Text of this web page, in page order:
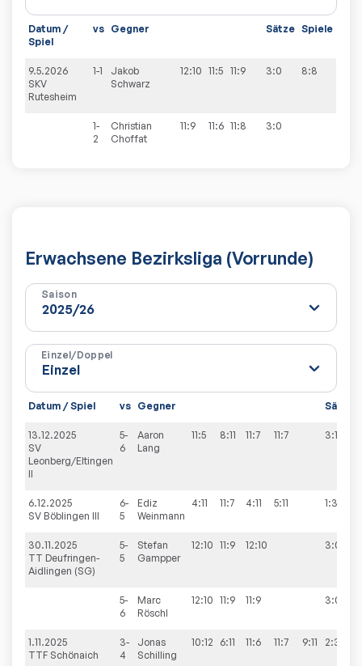
Datum /
Spiel
vs Gegner Sätze Spiele
9.5.2026
SKV
Rutesheim
1-1
Jakob
Schwarz
12:10 11:5 11:9 3:0 8:8
1-
2
Christian
Choffat
11:9 11:6 11:8 3:0
Erwachsene Bezirksliga (Vorrunde)
Saison
Einzel/Doppel
Datum / Spiel vs Gegner Sätze
13.12.2025
SV
Leonberg/Eltingen
II
5-
6
Aaron
Lang
11:5 8:11 11:7 11:7 3:1
6.12.2025
SV Böblingen III
6-
5
Ediz
Weinmann
4:11 11:7 4:11 5:11 1:3
30.11.2025
TT Deufringen-
Aidlingen (SG)
5-
5
Stefan
Gampper
12:10 11:9 12:10 3:0
5-
6
Marc
Röschl
12:10 11:9 11:9 3:0
1.11.2025
TTF Schönaich
3-
4
Jonas
Schilling
10:12 6:11 11:6 11:7 9:11 2:3